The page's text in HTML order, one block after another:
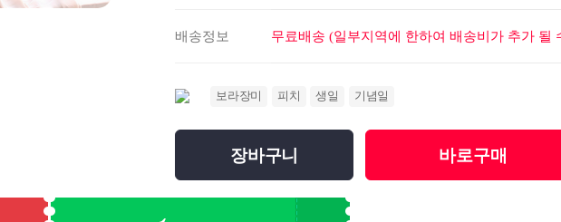
배송정보 무료배송 (일부지역에 한하여 배송비가 추가 될
보라장미 피치 생일 기념일
장바구니 바로구매